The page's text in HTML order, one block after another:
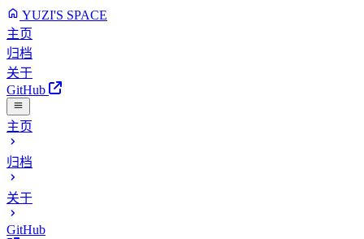
YUZI'S SPACE
主页
归档
关于
GitHub
主页
归档
关于
GitHub